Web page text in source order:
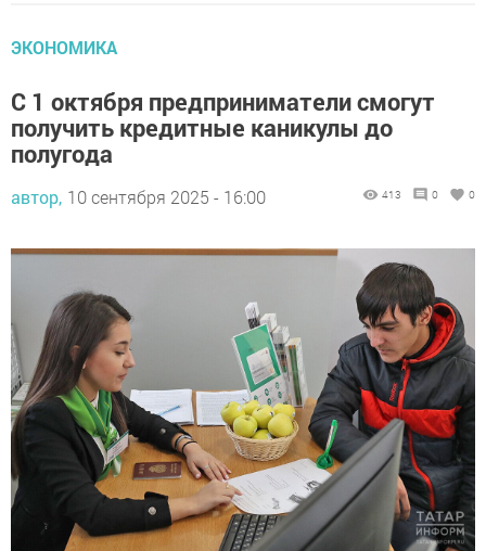
ЭКОНОМИКА
С 1 октября предприниматели смогут
получить кредитные каникулы до
полугода
автор, 10 сентября 2025 - 16:00 413 0 0